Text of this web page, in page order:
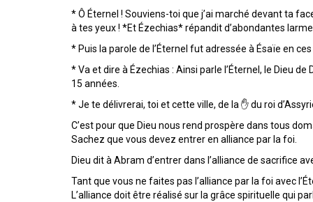
* Ô Éternel ! Souviens-toi que j’ai marché devant ta
à tes yeux ! *Et Ézechias* répandit d’abondantes
* Puis la parole de l’Éternel fut adressée à Ésaïe en
* Va et dire à Ézechias : Ainsi parle l’Éternel, le Dieu
15 années.
* Je te délivrerai, toi et cette ville, de la ✋ du roi
C’est pour que Dieu nous rend prospère dans tous
Sachez que vous devez entrer en alliance par la foi.
Dieu dit à Abram d’entrer dans l’alliance de sacrifice
Tant que vous ne faites pas l’alliance par la foi avec
L’alliance doit être réalisé sur la grâce spirituelle qui